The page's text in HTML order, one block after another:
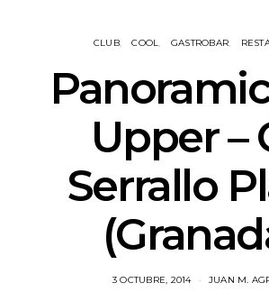
CLUB COOL GASTROBAR
Upper –
Serrallo
3 OCTUBRE, 2014 JUAN M.